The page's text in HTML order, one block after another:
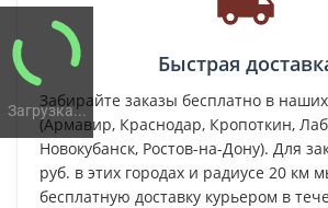
Загрузка...
Быстрая
Забирайте заказы бесплатно в
(Армавир, Краснодар, Кропоткин,
Новокубанск, Ростов-на-Дону). Для
руб. в этих городах и радиусе 20 км
бесплатную доставку курьером в